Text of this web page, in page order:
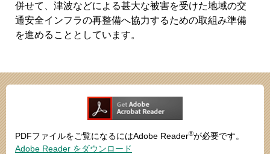
併せて、津波などによる甚大な被害を受けた地域の交
通安全インフラの再整備へ協力するための取組み準備
を進めることとしています。
PDFファイルをご覧になるにはAdobe Reader®が必要です。
Adobe Reader をダウンロード